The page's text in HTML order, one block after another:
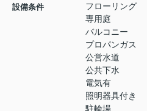
設備条件
フローリング
専用庭
バルコニー
プロパンガス
公営水道
公共下水
電気有
照明器具付き
駐輪場